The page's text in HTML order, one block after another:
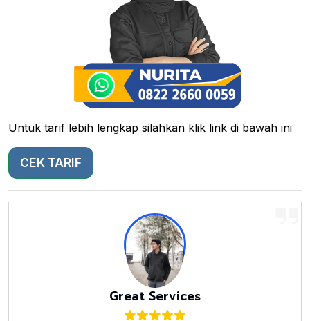
Untuk tarif lebih lengkap silahkan klik link di bawah ini
CEK TARIF
Great Services